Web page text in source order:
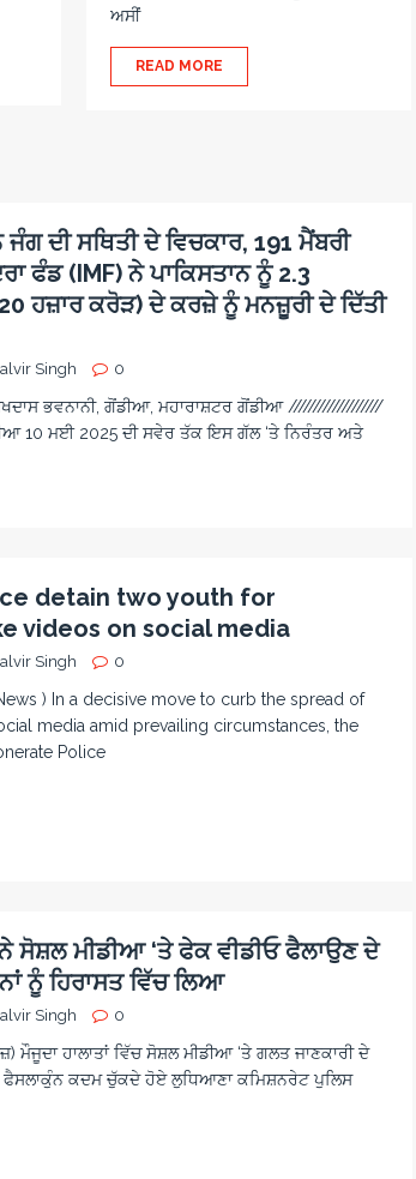
ਅਸੀਂ
READ MORE
ਜੰਗ ਦੀ ਸਥਿਤੀ ਦੇ ਵਿਚਕਾਰ, 191 ਮੈਂਬਰੀ
ਫੰਡ (IMF) ਨੇ ਪਾਕਿਸਤਾਨ ਨੂੰ 2.3
ਹਜ਼ਾਰ ਕਰੋੜ) ਦੇ ਕਰਜ਼ੇ ਨੂੰ ਮਨਜ਼ੂਰੀ ਦੇ ਦਿੱਤੀ
Singh 0
ਭਵਨਾਨੀ, ਗੋਂਡੀਆ, ਮਹਾਰਾਸ਼ਟਰ ਗੋਂਡੀਆ ///////////////////
10 ਮਈ 2025 ਦੀ ਸਵੇਰ ਤੱਕ ਇਸ ਗੱਲ ‘ਤੇ ਨਿਰੰਤਰ ਅਤੇ
detain two youth for
videos on social media
Singh 0
) In a decisive move to curb the spread of
media amid prevailing circumstances, the
Police
ਸੋਸ਼ਲ ਮੀਡੀਆ ‘ਤੇ ਫੇਕ ਵੀਡੀਓ ਫੈਲਾਉਣ ਦੇ
ਨੂੰ ਹਿਰਾਸਤ ਵਿੱਚ ਲਿਆ
Singh 0
ਮੌਜੂਦਾ ਹਾਲਾਤਾਂ ਵਿੱਚ ਸੋਸ਼ਲ ਮੀਡੀਆ ‘ਤੇ ਗਲਤ ਜਾਣਕਾਰੀ ਦੇ
ਕਦਮ ਚੁੱਕਦੇ ਹੋਏ ਲੁਧਿਆਣਾ ਕਮਿਸ਼ਨਰੇਟ ਪੁਲਿਸ